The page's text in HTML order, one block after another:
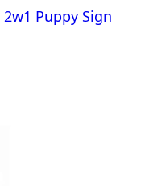
Puppy Sign